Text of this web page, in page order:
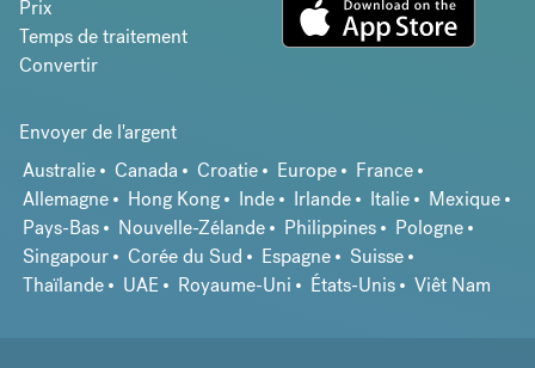
Prix
Temps de traitement
Convertir
Envoyer de l'argent
Australie
Canada Croatie Europe
France
Allemagne
Hong Kong Inde Irlande Italie
Mexique
Pays-Bas
Nouvelle-Zélande Philippines
Pologne
Singapour
Corée du Sud Espagne
Suisse
Thaïlande
UAE Royaume-Uni États-Unis Viêt Nam